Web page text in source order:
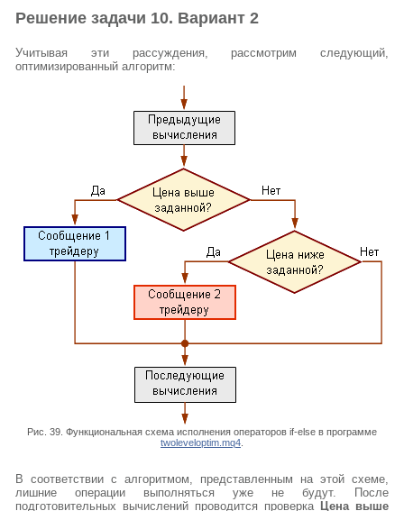
Решение задачи 10. Вариант 2
Учитывая эти рассуждения, рассмотрим следующий,
оптимизированный алгоритм:
Рис. 39. Функциональная схема исполнения операторов if-else в программе
twoleveloptim.mq4
В соответствии с алгоритмом, представленным на этой схеме,
лишние операции выполняться уже не будут. После
подготовительных вычислений проводится проверка Цена выше